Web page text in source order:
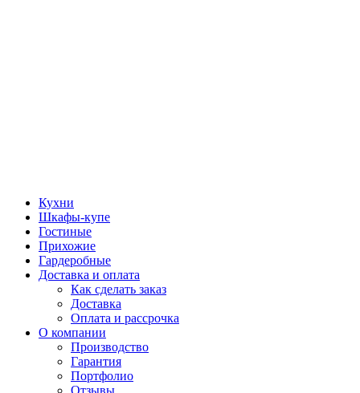
Кухни
Шкафы-купе
Гостиные
Прихожие
Гардеробные
Доставка и оплата
Как сделать заказ
Доставка
Оплата и рассрочка
О компании
Производство
Гарантия
Портфолио
Отзывы